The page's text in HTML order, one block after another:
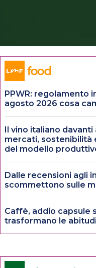
PPWR: regolamento
agosto 2026 cosa
Il vino italiano davanti
mercati, sostenibilità
del modello
Dalle recensioni agli
scommettono sulle
Caffè, addio capsule
trasformano le